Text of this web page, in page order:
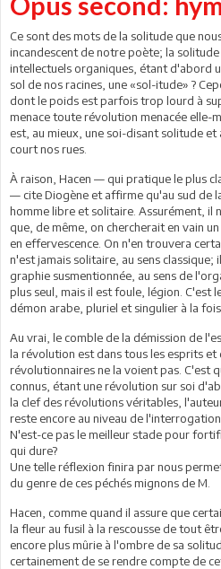
Ce sont des mots de la solitude que
incandescent de notre poète; la
intellectuels organiques, étant d'abord
sol de nos racines, une «sol-itude» ?
dont le poids est parfois trop lourd à
menace toute révolution menacée elle-
est, au mieux, une soi-disant solitude
court nos rues.
À raison, Hacen — qui pratique le plus
— cite Diogène et affirme qu'au sud de
homme libre et solitaire. Assurément, il
que, de même, on chercherait en vain
en effervescence. On n'en trouvera
n'est jamais solitaire, au sens classique;
graphie susmentionnée, au sens de
plus seul, mais il est foule, légion. C'est
démon arabe, pluriel et singulier à la fois.
Au vrai, le comble de la démission de
la révolution est dans tous les esprits et
révolutionnaires ne la voient pas. C'est
connus, étant une révolution sur soi
la clef des révolutions véritables,
reste encore au niveau de
N'est-ce pas le meilleur stade pour
qui dure?
Une telle réflexion finira par nous
du genre de ces péchés mignons de M.
Hacen, comme quand il assure que
la fleur au fusil à la rescousse de tout
encore plus mûrie à l'ombre de sa
certainement de se rendre compte de